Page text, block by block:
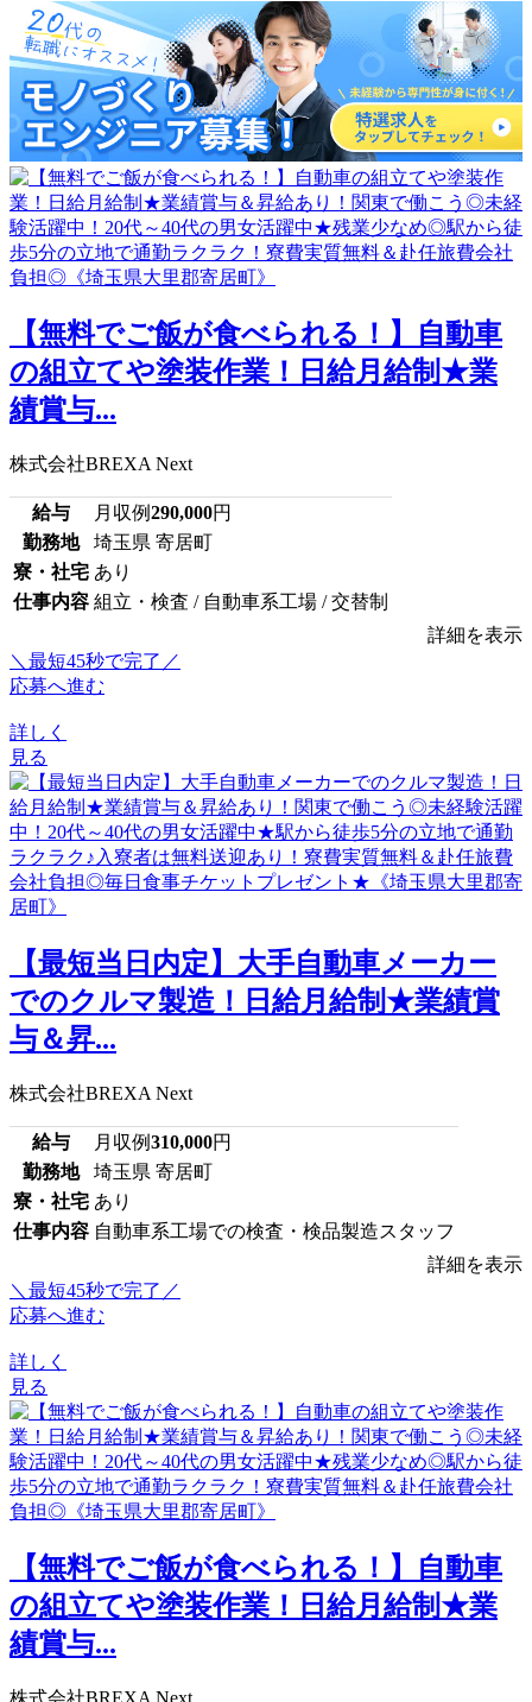
【無料でご飯が食べられる！】自動車
の組立てや塗装作業！日給月給制★業
績賞与...
株式会社BREXA Next
給与 月収例290,000円
勤務地
埼玉県 寄居町
寮・社宅 あり
仕事内容 組立・検査 / 自動車系工場 / 交替制
詳細を表示
＼最短45秒で完了／
応募へ進む
詳しく
見る
【最短当日内定】大手自動車メーカー
でのクルマ製造！日給月給制★業績賞
与＆昇...
株式会社BREXA Next
給与 月収例310,000円
勤務地
埼玉県 寄居町
寮・社宅 あり
仕事内容 自動車系工場での検査・検品製造スタッフ
詳細を表示
＼最短45秒で完了／
応募へ進む
詳しく
見る
【無料でご飯が食べられる！】自動車
の組立てや塗装作業！日給月給制★業
績賞与...
株式会社BREXA Next